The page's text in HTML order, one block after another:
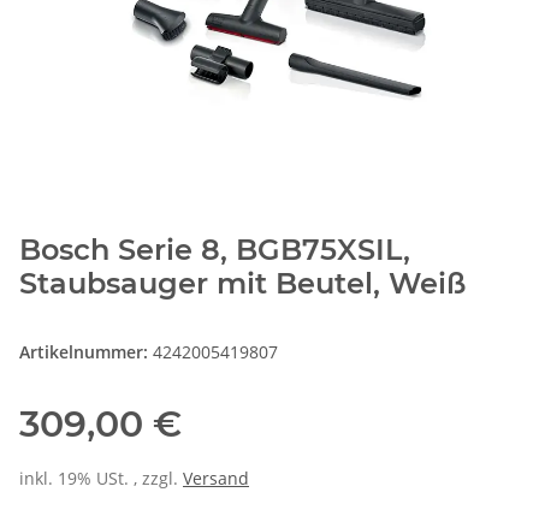
Bosch Serie 8, BGB75XSIL,
Staubsauger mit Beutel, Weiß
Artikelnummer: 4242005419807
309,00 €
inkl. 19% USt. , zzgl. Versand